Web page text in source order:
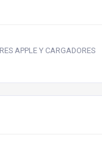
APPLE Y CARGADORES